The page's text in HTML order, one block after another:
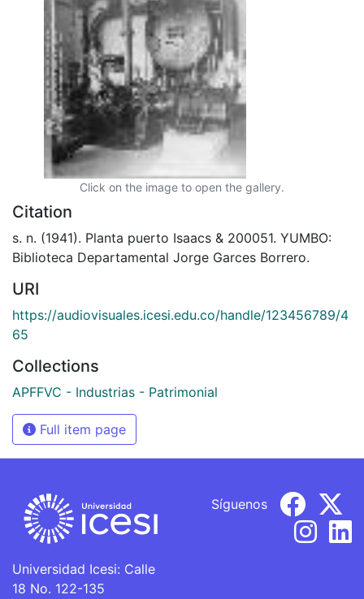
Click on the image to open the gallery.
Citation
s. n. (1941). Planta puerto Isaacs & 200051. YUMBO:
Biblioteca Departamental Jorge Garces Borrero.
URI
https://audiovisuales.icesi.edu.co/handle/123456789/4
65
Collections
APFFVC - Industrias - Patrimonial
Full item page
Universidad Icesi: Calle
18 No. 122-135
Síguenos